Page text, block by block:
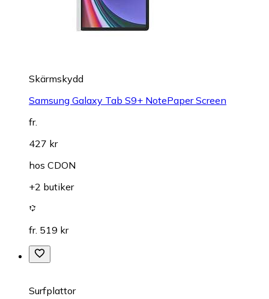
Skärmskydd
Samsung Galaxy Tab S9+ NotePaper Screen
fr.
427 kr
hos CDON
+2 butiker
fr. 519 kr
Surfplattor